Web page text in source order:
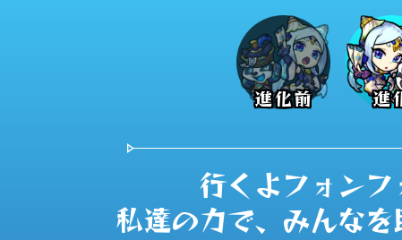
進化前 進
行くよフォンフ
私達の力で、みんな